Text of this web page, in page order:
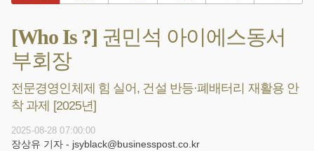
[Who Is ?] 권민석 아이에스동서
부회장
전문경영인체제 힘 실어, 건설 반등·폐배터리 재활용 안
착 과제 [2025년]
2025-08-28 07:00:00
장상유 기자 - jsyblack@businesspost.co.kr